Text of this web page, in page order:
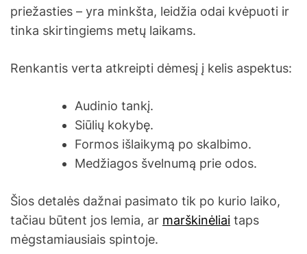
priežasties – yra minkšta, leidžia odai kvėpuoti ir
tinka skirtingiems metų laikams.
Renkantis verta atkreipti dėmesį į kelis aspektus:
Audinio tankį.
Siūlių kokybę.
Formos išlaikymą po skalbimo.
Medžiagos švelnumą prie odos.
Šios detalės dažnai pasimato tik po kurio laiko,
tačiau būtent jos lemia, ar marškinėliai taps
mėgstamiausiais spintoje.